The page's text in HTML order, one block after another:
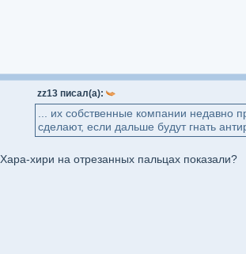
zz13 писал(а):
... их собственные компании недавно
сделают, если дальше будут гнать
Хара-хири на отрезанных пальцах показали?